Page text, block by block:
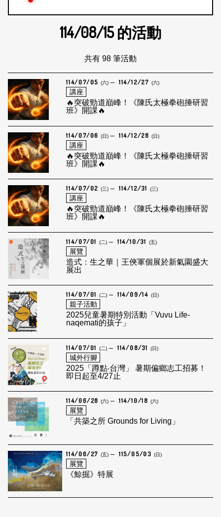
114/08/15的活動
共有 98 筆活動
114/07/05 (六) 114/12/27 (六)
講座
🔥突破勁道巔峰！《陳氏太極拳砲捶研習
班》開課🔥
114/07/06 (日) 114/12/28 (日)
講座
🔥突破勁道巔峰！《陳氏太極拳砲捶研習
班》開課🔥
114/07/02 (三) 114/12/31 (三)
講座
🔥突破勁道巔峰！《陳氏太極拳砲捶研習
班》開課🔥
114/07/01 (二) 114/10/31 (五)
展覽
造式：生之華｜王俠軍個展於新氣園盛大
展出
114/07/01 (二) 114/09/14 (日)
親子活動
2025兒童暑期特別活動「Vuvu Life-
naqemati的孩子」
114/07/01 (二) 114/08/31 (日)
城外行腳
2025「蹲點‧台灣」 暑期偏鄉志工招募！
即日起至4/27止
114/06/28 (六) 114/10/18 (六)
展覽
「共築之所 Grounds for Living」
114/06/27 (五) 115/05/03 (日)
展覽
《鯨掘》特展